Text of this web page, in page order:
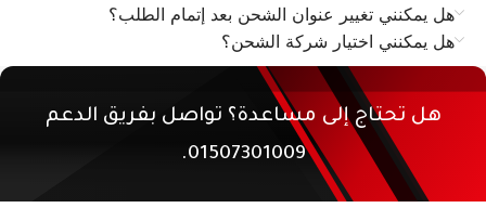
هل يمكنني تغيير عنوان الشحن بعد إتمام الطلب؟
هل يمكنني اختيار شركة الشحن؟
هل تحتاج إلى مساعدة؟ تواصل بفريق الدعم
01507301009.